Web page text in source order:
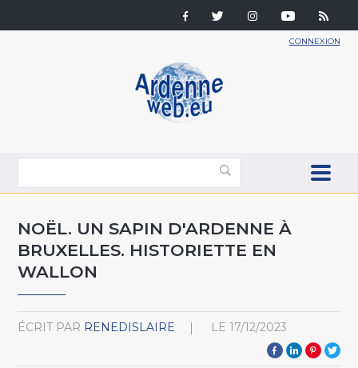
CONNEXION
NOËL. UN SAPIN D'ARDENNE À
BRUXELLES. HISTORIETTE EN
WALLON
ÉCRIT PAR RENEDISLAIRE LE 17/12/2023